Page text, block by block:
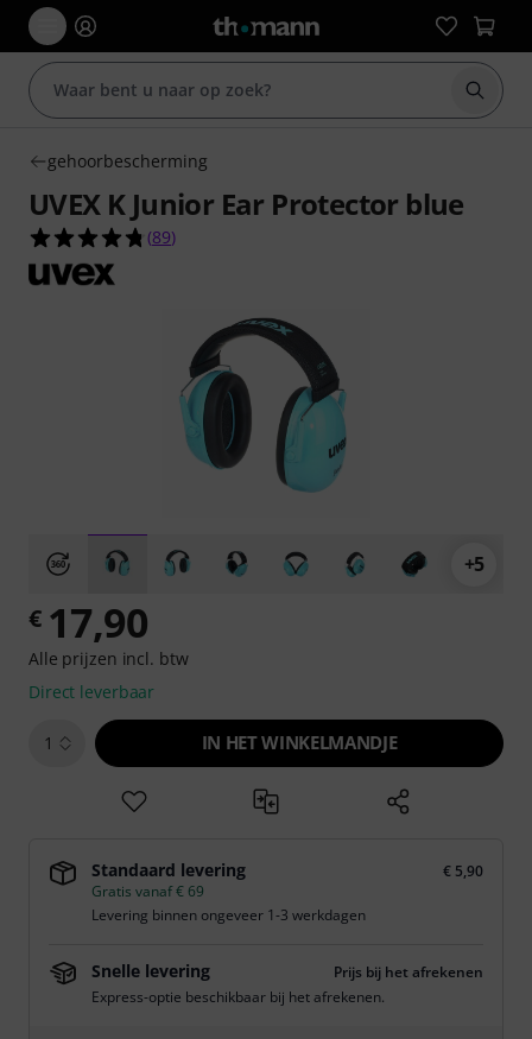
Zoek
gehoorbescherming
UVEX K Junior Ear Protector blue
4.7 van de 5 sterren van 89 klantbeoordelingen
(89)
+5
€ 17,90
Alle prijzen incl. btw
Direct leverbaar
1 IN HET WINKELMANDJE
Standaard levering
€ 5,90
Gratis vanaf € 69
Levering binnen ongeveer 1-3 werkdagen
Snelle levering
Prijs bij het afrekenen
Express-optie beschikbaar bij het afrekenen.